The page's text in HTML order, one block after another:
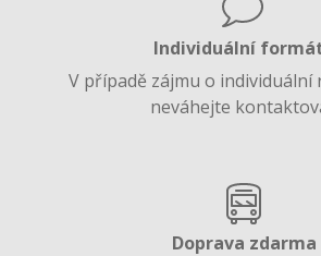
Individuální
V případě zájmu o individuální
neváhejte
Doprava zdarma